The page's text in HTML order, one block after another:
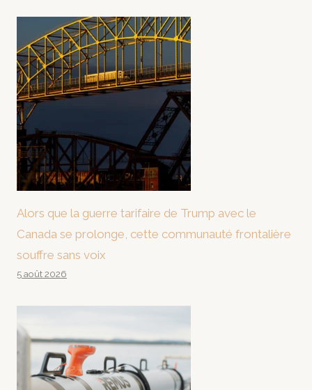
Alors que la guerre tarifaire de Trump avec le
Canada se prolonge, cette communauté frontalière
souffre sans voix
5 août 2026